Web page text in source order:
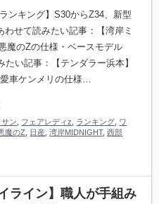
ンキング】S30からZ34、新型
わせて読みたい記事：【湾岸ミ
魔のZの仕様・ベースモデル
たい記事：【テンダラー浜本】
愛車ケンメリの仕様…
ン フェアレディz ランキング ワ
魔のZ 日産 ,湾岸MIDNIGHT,西部
ライン】職人が手組み